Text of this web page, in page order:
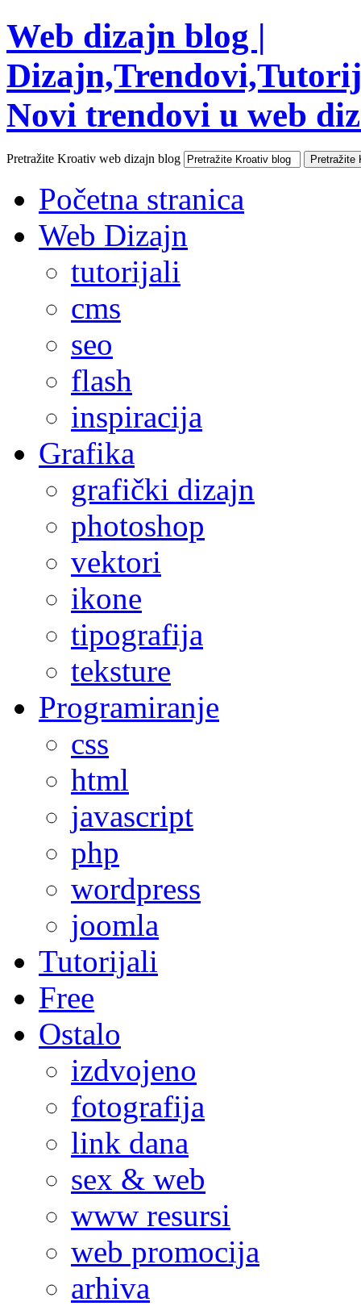
Web dizajn blog |
Novi trendovi u web
Pretražite Kroativ web dizajn blog
Početna stranica
Web Dizajn
tutorijali
cms
seo
flash
inspiracija
Grafika
grafički dizajn
photoshop
vektori
ikone
tipografija
teksture
Programiranje
css
html
javascript
php
wordpress
joomla
Tutorijali
Free
Ostalo
izdvojeno
fotografija
link dana
sex & web
www resursi
web promocija
arhiva